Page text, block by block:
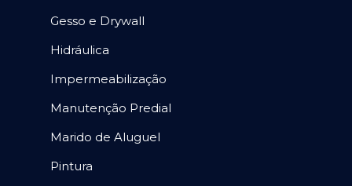
Gesso e Drywall
Hidráulica
Impermeabilização
Manutenção Predial
Marido de Aluguel
Pintura